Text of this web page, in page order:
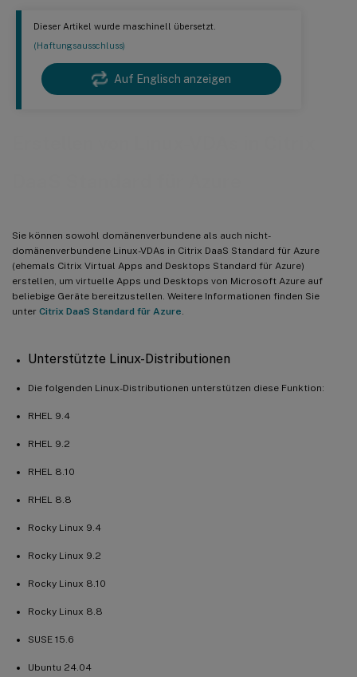
Dieser Artikel wurde maschinell übersetzt.
(Haftungsausschluss)
Auf Englisch anzeigen
Sie können sowohl domänenverbundene als auch nicht-
domänenverbundene Linux-VDAs in Citrix DaaS Standard für Azure
(ehemals Citrix Virtual Apps and Desktops Standard für Azure)
erstellen, um virtuelle Apps und Desktops von Microsoft Azure auf
beliebige Geräte bereitzustellen. Weitere Informationen finden Sie
unter Citrix DaaS Standard für Azure
Unterstützte Linux-Distributionen
Die folgenden Linux-Distributionen unterstützen diese Funktion:
RHEL 9.4
RHEL 9.2
RHEL 8.10
RHEL 8.8
Rocky Linux 9.4
Rocky Linux 9.2
Rocky Linux 8.10
Rocky Linux 8.8
SUSE 15.6
Ubuntu 24.04